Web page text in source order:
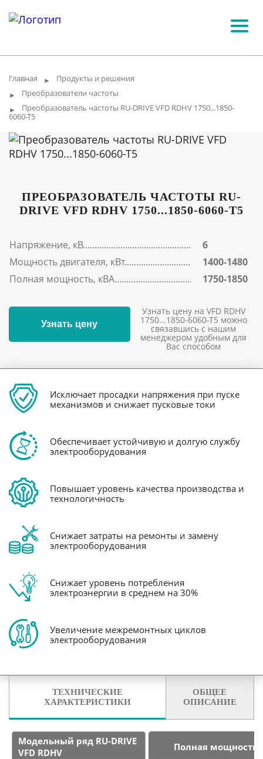
Главная ► Продукты и решения
► Преобразователи частоты
►
Преобразователь частоты RU-DRIVE VFD RDHV 1750...1850-
6060-T5
ПРЕОБРАЗОВАТЕЛЬ ЧАСТОТЫ RU-
DRIVE VFD RDHV 1750...1850-6060-T5
Напряжение, кВ
6
Мощность двигателя, кВт
1400-1480
Полная мощность, кВА
1750-1850
Узнать цену
Узнать цену на VFD RDHV
1750...1850-6060-T5 можно
связавшись с нашим
менеджером удобным для
Вас способом
Исключает просадки напряжения при пуске
механизмов и снижает пусковые токи
Обеспечивает устойчивую и долгую службу
электрооборудования
Повышает уровень качества производства и
технологичность
Снижает затраты на ремонты и замену
электрооборудования
Снижает уровень потребления
электроэнергии в среднем на 30%
Увеличение межремонтных циклов
электрооборудования
ТЕХНИЧЕСКИЕ
ХАРАКТЕРИСТИКИ
ОБЩЕЕ
ОПИСАНИЕ
Модельный ряд RU-DRIVE
VFD RDHV
Полная мощность